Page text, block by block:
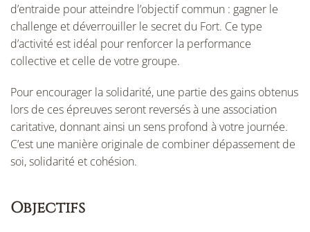
d’entraide pour atteindre l’objectif commun : gagner le
challenge et déverrouiller le secret du Fort. Ce type
d’activité est idéal pour renforcer la performance
collective et celle de votre groupe.
Pour encourager la solidarité, une partie des gains obtenus
lors de ces épreuves seront reversés à une association
caritative, donnant ainsi un sens profond à votre journée.
C’est une manière originale de combiner dépassement de
soi, solidarité et cohésion.
Objectifs